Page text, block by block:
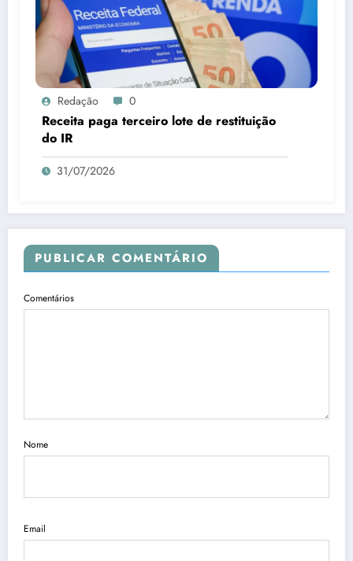
Redação 0
Receita paga terceiro lote de restituição
do IR
31/07/2026
PUBLICAR COMENTÁRIO
Comentários
Nome
Email